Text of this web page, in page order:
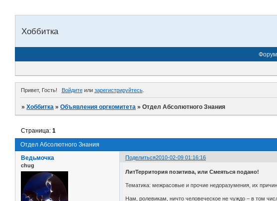
Хоббитка
Форум
Привет, Гость! Войдитеили зарегистрируйтесь.
»Хоббитка »Объявления оргкомитета »Отдел Абсолютного Знания
Отдел Абсолютного Знания
Страница:1
Поделиться2010-02-09 01:16:16
Ведьмочка
chug
ЛитТерритория позитива, или Смеяться подано!
Тематика: межрасовые и прочие недоразумения, их
Нам, ролевикам, ничто человеческое не чуждо – в том